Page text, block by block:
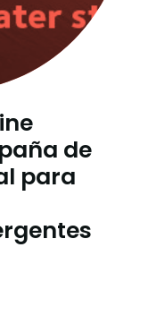
de
para